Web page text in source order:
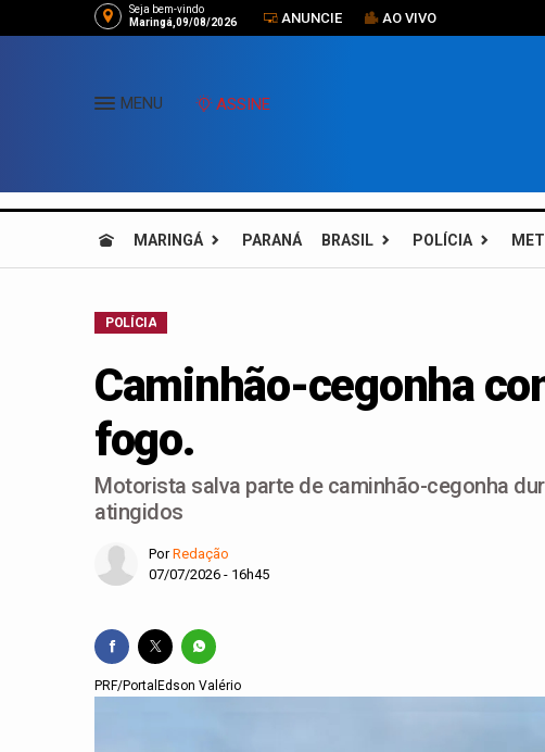
Seja bem-vindo
Maringá,09/08/2026
ANUNCIE AO VIVO
MENU ASSINE
MARINGÁ PARANÁ BRASIL POLÍCIA
POLÍCIA
Caminhão-cegonha
fogo.
Motorista salva parte de caminhão-cegonha
atingidos
PorRedação
07/07/2026 - 16h45
PRF/PortalEdson Valério